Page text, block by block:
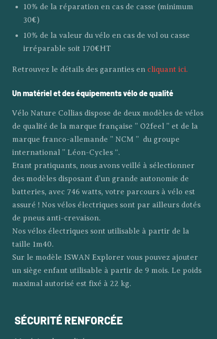
10% de la réparation en cas de casse (minimum
30€)
10% de la valeur du vélo en cas de vol ou casse
irréparable soit 170€HT
Retrouvez le détails des garanties en cliquant ici.
Un matériel et des équipements vélo de qualité
Vélo Nature Collias dispose de deux modèles de vélos
de qualité de la marque française ” O2feel ” et de la
marque franco-allemande ” NCM ” du groupe
international ” Léon-Cycles “.
Etant pratiquants, nous avons veillé à sélectionner
des modèles disposant d’un grande autonomie de
batteries, avec 746 watts, votre parcours à vélo est
assuré ! Nos vélos électriques sont par ailleurs dotés
de pneus anti-crevaison.
Nos vélos électriques sont utilisable à partir de la
taille 1m40.
Sur le modèle ISWAN Explorer vous pouvez ajouter
un siège enfant utilisable à partir de 9 mois. Le poids
maximal autorisé est fixé à 22 kg.
SÉCURITÉ RENFORCÉE